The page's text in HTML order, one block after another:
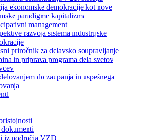
ekonomske demokracije kot nove
paradigme kapitalizma
management
razvoja sistema industrijske
priročnik za delavsko soupravljanje
in priprava programa dela svetov
do zaupanja in uspešnega
iz področja VZD